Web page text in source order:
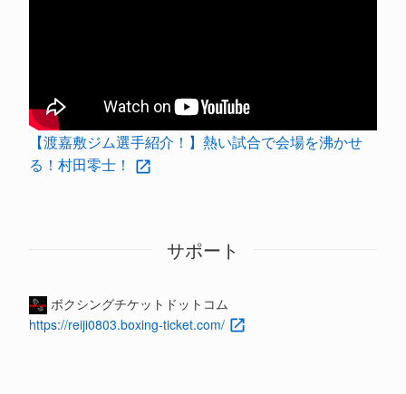
【渡嘉敷ジム選手紹介！】熱い試合で会場を沸かせ
る！村田零士！
サポート
ボクシングチケットドットコム
https://reiji0803.boxing-ticket.com/